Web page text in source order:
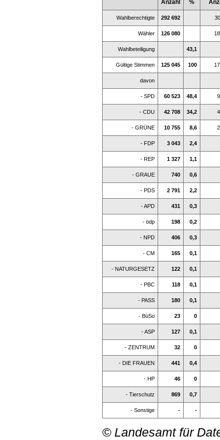
Anzahl %
Wahlberechtigte 292 692
Wähler 126 080
Wahlbeteiligung 43,1
Gültige Stimmen 125 045 100
davon
- SPD 60 523 48,4
- CDU 42 708 34,2
- GRÜNE 10 755 8,6
- FDP 3 043 2,4
- REP 1 327 1,1
- GRAUE 740 0,6
- PDS 2 791 2,2
- APD 431 0,3
- ödp 198 0,2
- NPD 406 0,3
- CM 165 0,1
- NATURGESETZ 122 0,1
- PBC 118 0,1
- PASS 180 0,1
- BüSo 23 0
- ASP 127 0,1
- ZENTRUM 32 0
- DIE FRAUEN 441 0,4
- HP 46 0
- Tierschutz 869 0,7
- Sonstige - -
© Landesamt für